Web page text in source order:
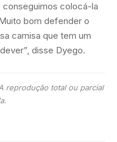
conseguimos colocá-la
bom defender o
camisa que tem um
disse Dyego.
reprodução total ou parcial